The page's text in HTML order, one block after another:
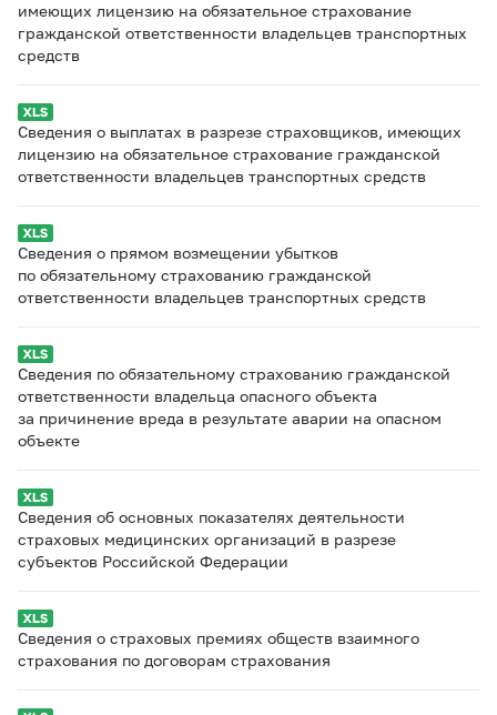
имеющих лицензию на обязательное страхование
гражданской ответственности владельцев транспортных
средств
Сведения о выплатах в разрезе страховщиков, имеющих
лицензию на обязательное страхование гражданской
ответственности владельцев транспортных средств
Сведения о прямом возмещении убытков
по обязательному страхованию гражданской
ответственности владельцев транспортных средств
Сведения по обязательному страхованию гражданской
ответственности владельца опасного объекта
за причинение вреда в результате аварии на опасном
объекте
Сведения об основных показателях деятельности
страховых медицинских организаций в разрезе
субъектов Российской Федерации
Сведения о страховых премиях обществ взаимного
страхования по договорам страхования